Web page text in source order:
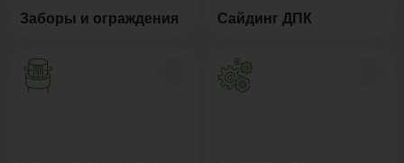
Заборы и ограждения Сайдинг ДПК